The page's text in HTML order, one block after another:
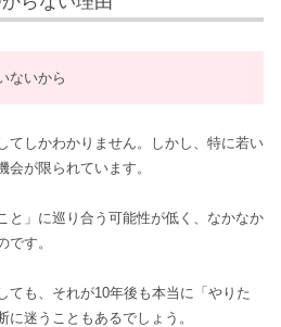
ないから
てしかわかりません。しかし、特に若い
が限られています。
と」に巡り合う可能性が低く、なかなか
です。
ても、それが10年後も本当に「やりた
迷うこともあるでしょう。